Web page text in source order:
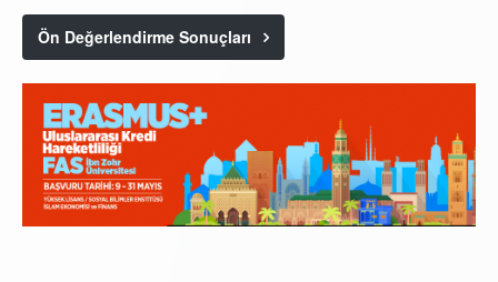
Ön Değerlendirme Sonuçları